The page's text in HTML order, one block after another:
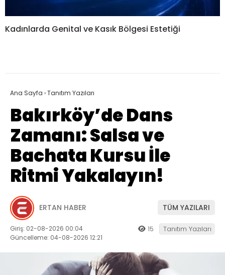
Kadınlarda Genital ve Kasık Bölgesi Estetiği
Ana Sayfa ›Tanıtım Yazıları
Bakırköy’de Dans
Zamanı: Salsa ve
Bachata Kursu İle
Ritmi Yakalayın!
ERTAN HABER TÜM YAZILARI
Giriş: 02-08-2026 00:04
Güncelleme: 04-08-2026 12:21
15 Tanıtım Yazıları